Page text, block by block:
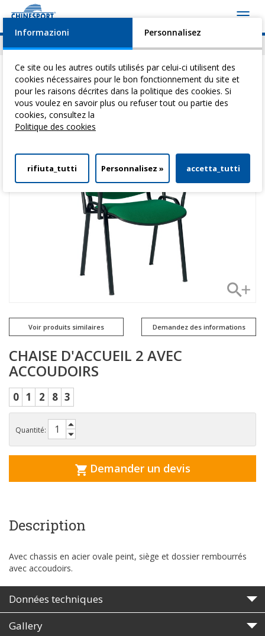
Actualités Evénements Video Download
Vous êtes ici: Home>Tables Pour ThéRapie>Meubles Et Accessoires
Chaise D'Accueil 2 Avec Accoudoirs
Voir produits similaires Demandez des informations
CHAISE D'ACCUEIL 2 AVEC
ACCOUDOIRS
0 1 2 8 3
Quantité:
Demander un devis
Description
Avec chassis en acier ovale peint, siège et dossier rembourrés
avec accoudoirs.
Données techniques
Gallery
Informazioni Personnalisez
Ce site ou les autres outils utilisés par celui-ci utilisent des
cookies nécessaires pour le bon fonctionnement du site et
pour les raisons décrites dans la politique des cookies. Si
vous voulez en savoir plus ou refuser tout ou partie des
cookies, consultez la
Politique des cookies
rifiuta_tutti Personnalisez » accetta_tutti